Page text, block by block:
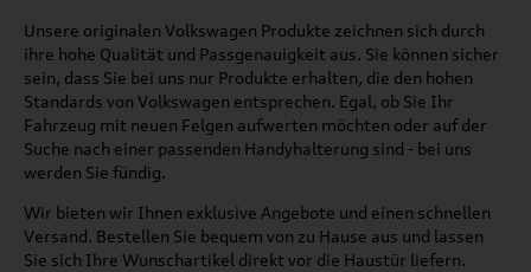
Unsere originalen Volkswagen Produkte zeichnen sich durch
ihre hohe Qualität und Passgenauigkeit aus. Sie können sicher
sein, dass Sie bei uns nur Produkte erhalten, die den hohen
Standards von Volkswagen entsprechen. Egal, ob Sie Ihr
Fahrzeug mit neuen Felgen aufwerten möchten oder auf der
Suche nach einer passenden Handyhalterung sind - bei uns
werden Sie fündig.
Wir bieten wir Ihnen exklusive Angebote und einen schnellen
Versand. Bestellen Sie bequem von zu Hause aus und lassen
Sie sich Ihre Wunschartikel direkt vor die Haustür liefern.